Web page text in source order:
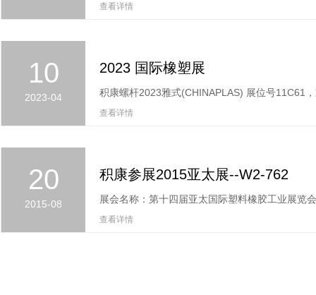
查看详情
10
2023-04
2023 国际橡塑展
积康螺杆2023雅式(CHINAPLAS) 展位号11C61
查看详情
20
2015-08
积康参展2015亚太展--W2-762
查看详情